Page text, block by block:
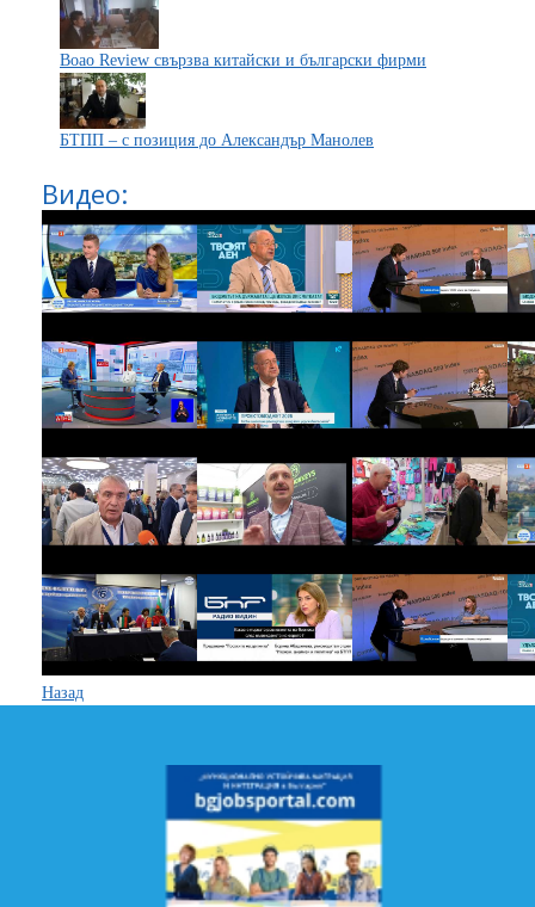
Boao Review свързва китайски и български фирми
БТПП – с позиция до Александър Манолев
Видео:
Назад